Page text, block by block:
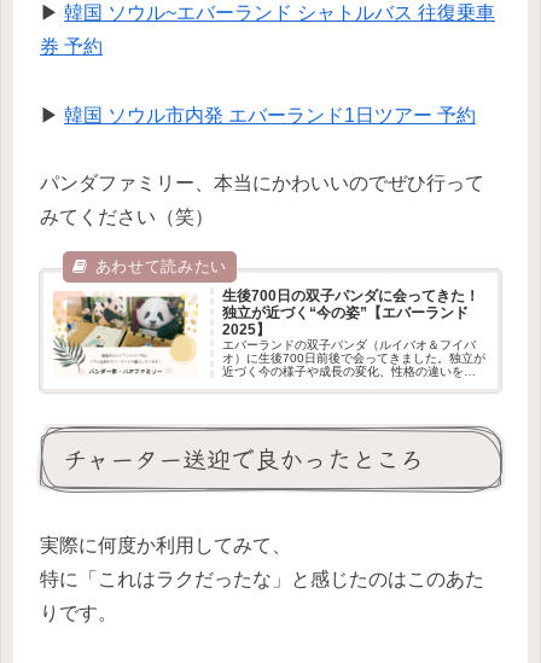
▶ 韓国 ソウル~エバーランド シャトルバス 往復乗車
券 予約
▶ 韓国 ソウル市内発 エバーランド1日ツアー 予約
パンダファミリー、本当にかわいいのでぜひ行って
みてください（笑）
生後700日の双子パンダに会ってきた！
独立が近づく“今の姿”【エバーランド
2025】
エバーランドの双子パンダ（ルイバオ＆フイバ
オ）に生後700日前後で会ってきました。独立が
近づく今の様子や成長の変化、性格の違いをレ
ら訪れる方にも役立つポイントをまとめていま
チャーター送迎で良かったところ
実際に何度か利用してみて、
特に「これはラクだったな」と感じたのはこのあた
りです。